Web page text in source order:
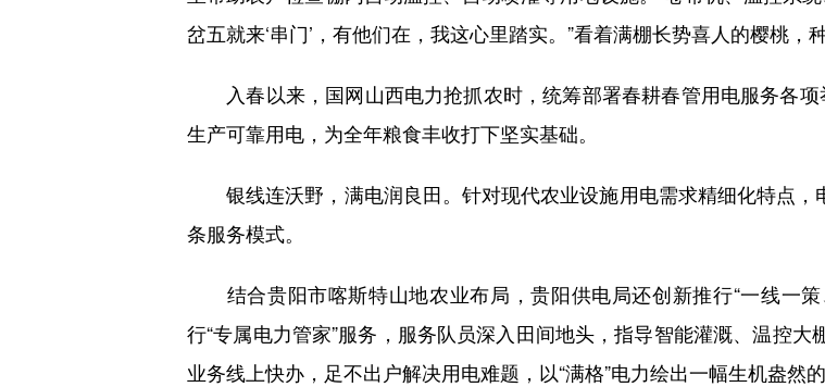
岔五就来‘串门’，有他们在，我这心里踏实。”看着满棚长势喜人的樱桃，
入春以来，国网山西电力抢抓农时，统筹部署春耕春管用电服务各项
生产可靠用电，为全年粮食丰收打下坚实基础。
银线连沃野，满电润良田。针对现代农业设施用电需求精细化特点，
条服务模式。
结合贵阳市喀斯特山地农业布局，贵阳供电局还创新推行“一线一
行“专属电力管家”服务，服务队员深入田间地头，指导智能灌溉、温控
业务线上快办，足不出户解决用电难题，以“满格”电力绘出一幅生机盎然